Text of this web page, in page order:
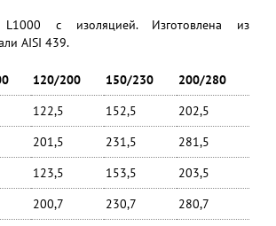
с изоляцией. Изготовлена из
AISI 439.
120/200 150/230
200/280
122,5 152,5
202,5
201,5 231,5
281,5
123,5 153,5
203,5
200,7 230,7
280,7